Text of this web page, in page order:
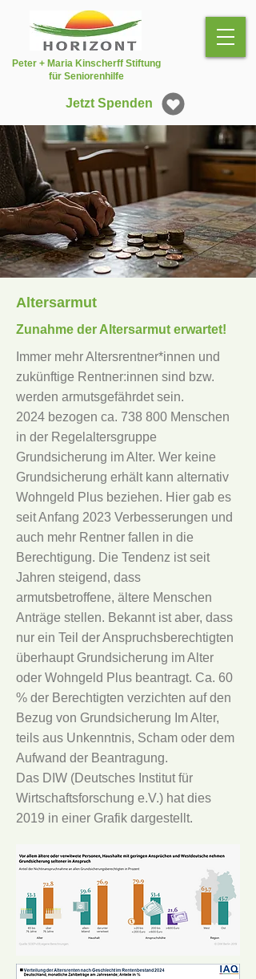
Peter + Maria Kinscherff Stiftung
für Seniorenhilfe
Jetzt Spenden
Altersarmut
Zunahme der Altersarmut erwartet!
Immer mehr Altersrentner*innen und
zukünftige Rentner:innen sind bzw.
werden armutsgefährdet sein.
2024 bezogen ca. 738 800 Menschen
in der Regelaltersgruppe
Grundsicherung im Alter. Wer keine
Grundsicherung erhält kann alternativ
Wohngeld Plus beziehen. Hier gab es
seit Anfang 2023 Verbesserungen und
auch mehr Rentner fallen in die
Berechtigung. Die Tendenz ist seit
Jahren steigend, dass
armutsbetroffene, ältere Menschen
Anträge stellen. Bekannt ist aber, dass
nur ein Teil der Anspruchsberechtigten
überhaupt Grundsicherung im Alter
oder Wohngeld Plus beantragt. Ca. 60
% der Berechtigten verzichten auf den
Bezug von Grundsicherung Im Alter,
teils aus Unkenntnis, Scham oder dem
Aufwand der Beantragung.
Das DIW (Deutsches Institut für
Wirtschaftsforschung e.V.) hat dies
2019 in einer Grafik dargestellt.